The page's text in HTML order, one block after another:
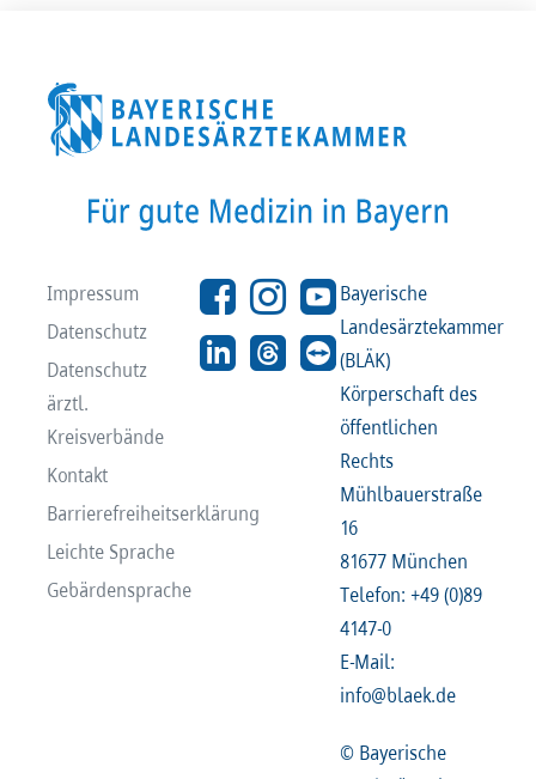
Impressum
Datenschutz
Datenschutz
ärztl.
Kreisverbände
Kontakt
Barrierefreiheitserklärung
Leichte Sprache
Gebärdensprache
Bayerische
Landesärztekammer
(BLÄK)
Körperschaft des
öffentlichen
Rechts
Mühlbauerstraße
16
81677 München
Telefon: +49 (0)89
4147-0
E-Mail:
info@blaek.de
© Bayerische